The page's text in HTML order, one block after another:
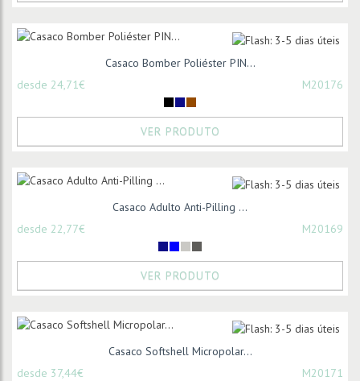
Casaco Bomber Poliéster PIN...
desde 24,71€
M20176
VER PRODUTO
Casaco Adulto Anti-Pilling ...
desde 22,77€
M20169
VER PRODUTO
Casaco Softshell Micropolar...
desde 37,44€
M20171